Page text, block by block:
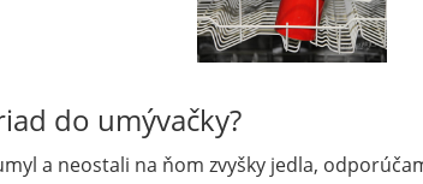
do umývačky?
a neostali na ňom zvyšky jedla,